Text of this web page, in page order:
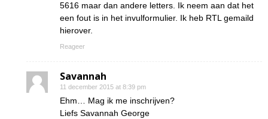
5616 maar dan andere letters. Ik neem aan dat het
een fout is in het invulformulier. Ik heb RTL gemaild
hierover.
Reageer
Savannah
11 december 2015 at 8:39 pm
Ehm… Mag ik me inschrijven?
Liefs Savannah George